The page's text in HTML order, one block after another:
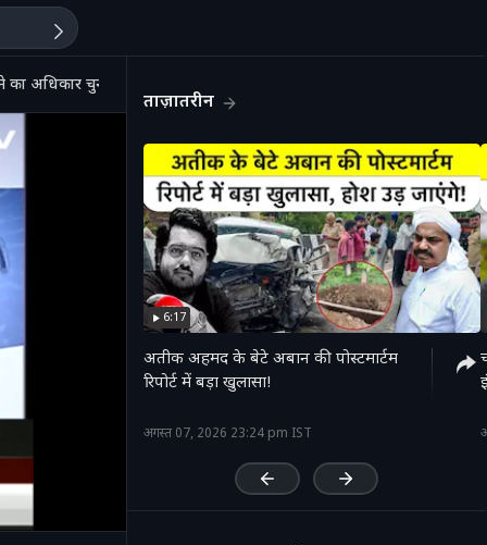
का अधिकार चुनाव आयोग के पास नहीं है'
ताज़ातरीन
6:17
अतीक अहमद के बेटे अबान की पोस्टमार्टम
रिपोर्ट में बड़ा खुलासा!
अगस्त 07, 2026 23:24 pm IST